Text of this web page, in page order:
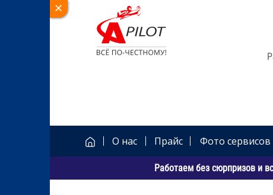
О нас Прайс Фото сервисов
Работаем без сюрпризов и